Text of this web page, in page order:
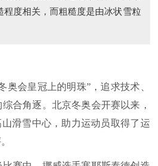
程度相关，而粗糙度是由冰状雪粒
会皇冠上的明珠”，追求技术、
合角逐。北京冬奥会开赛以来，
滑雪中心，助力运动员取得了运